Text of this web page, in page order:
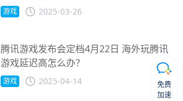
游戏 2025-03-26
腾讯游戏发布会定档4月22日 海外玩腾讯
游戏延迟高怎么办？
游戏 2025-04-14
免费
加速